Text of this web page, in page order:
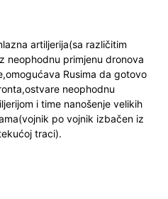
artiljerija(sa različitim
neophodnu primjenu dronova
Rusima da gotovo
neophodnu
i time nanošenje velikih
po vojnik izbačen iz
traci).